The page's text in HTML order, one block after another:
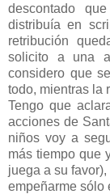
descontado
distribuía en
retribución
solicito a una
considero que
todo, mientras la
Tengo que
acciones de
niños voy a
más tiempo que
juega a su
empeñarme sólo